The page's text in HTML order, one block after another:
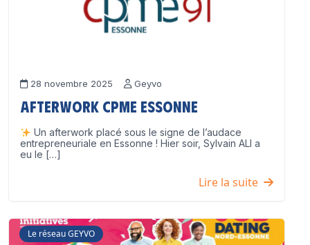
28 novembre 2025 Geyvo
Afterwork CPME Essonne
Un afterwork placé sous le signe de l’audace
entrepreneuriale en Essonne ! Hier soir, Sylvain ALI a
eu le […]
Lire la suite
Le réseau GEYVO